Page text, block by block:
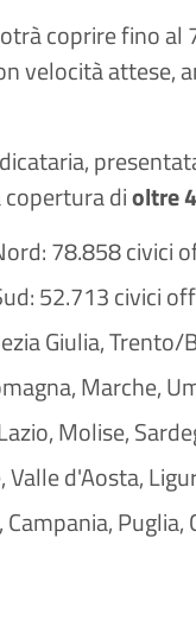
coprire fino al
velocità attese,
copertura dioltre
78.858 civici
52.713 civici
Giulia,
Marche,
Molise,
d'Aosta,